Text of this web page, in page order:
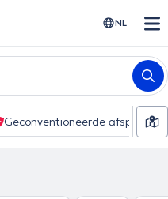
NL
Geconventioneerde afspraak